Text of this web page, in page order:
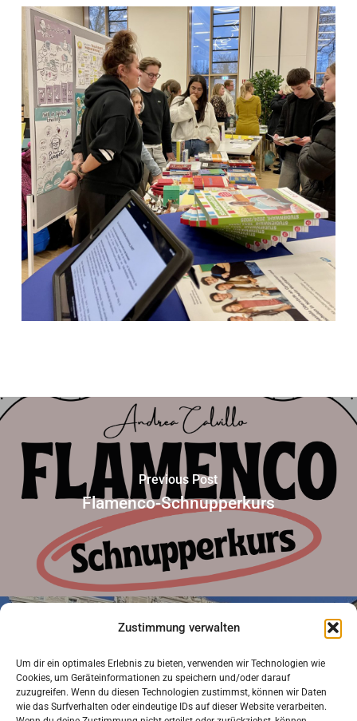
Zustimmung verwalten
Um dir ein optimales Erlebnis zu bieten, verwenden wir Technologien wie
Cookies, um Geräteinformationen zu speichern und/oder darauf
zuzugreifen. Wenn du diesen Technologien zustimmst, können wir Daten
wie das Surfverhalten oder eindeutige IDs auf dieser Website verarbeiten.
Previous Post
Flamenco-Schnupperkurs
Next Post
Sprachenfahrt Rom